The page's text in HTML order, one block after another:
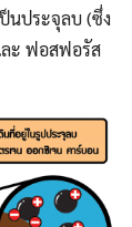
นประจุลบ (ซึ่ง
ละ ฟอสฟอรัส